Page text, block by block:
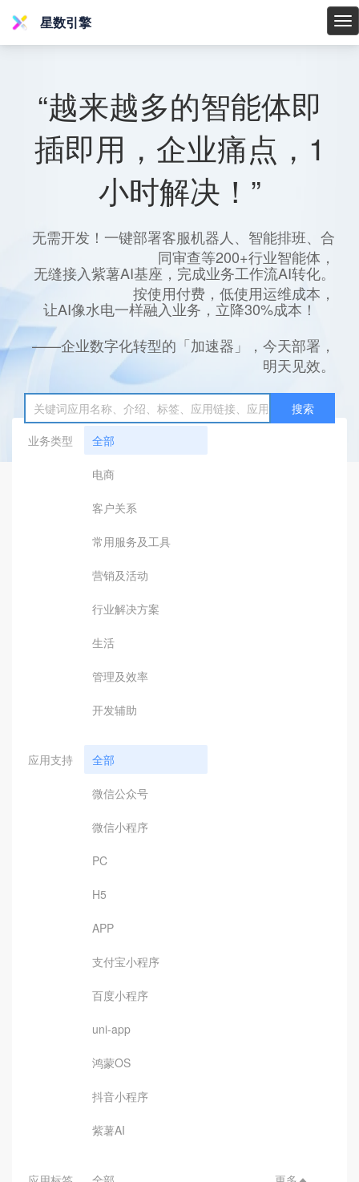
星
星数引擎
“越来越多的智能体即
插即用，企业痛点，1
小时解决！”
无需开发！一键部署客服机器人、智能排班、合
同审查等200+行业智能体，
无缝接入紫薯AI基座，完成业务工作流AI转化。
按使用付费，低使用运维成本，
让AI像水电一样融入业务，立降30%成本！
——企业数字化转型的「加速器」，今天部署，
明天见效。
搜索
业务类型
全部
电商
客户关系
常用服务及工具
营销及活动
行业解决方案
生活
管理及效率
开发辅助
应用支持 全部
微信公众号
微信小程序
PC
H5
APP
支付宝小程序
百度小程序
uni-app
鸿蒙OS
抖音小程序
紫薯AI